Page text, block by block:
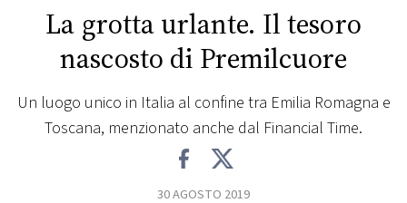
RADIO
WEB
PLAYLIST
La grotta urlante. Il tesoro
nascosto di Premilcuore
Un luogo unico in Italia al confine tra Emilia Romagna e
Toscana, menzionato anche dal Financial Time.
30 AGOSTO 2019